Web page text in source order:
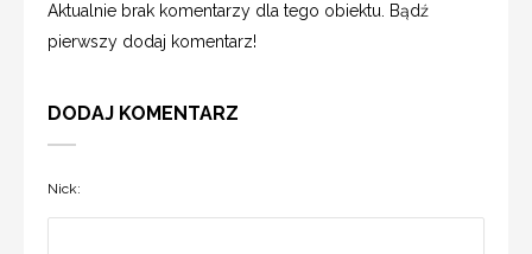
Aktualnie brak komentarzy dla tego obiektu. Bądź
pierwszy dodaj komentarz!
DODAJ KOMENTARZ
Nick: